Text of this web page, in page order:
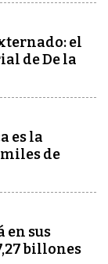
el
de De la
es la
de
en sus
billones